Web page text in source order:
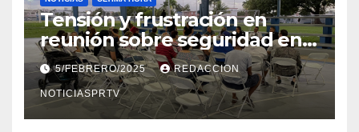
Tensión y frustración en
reunión sobre seguridad en
Reparto Metropolitano
5/FEBRERO/2025 REDACCION
NOTICIASPRTV